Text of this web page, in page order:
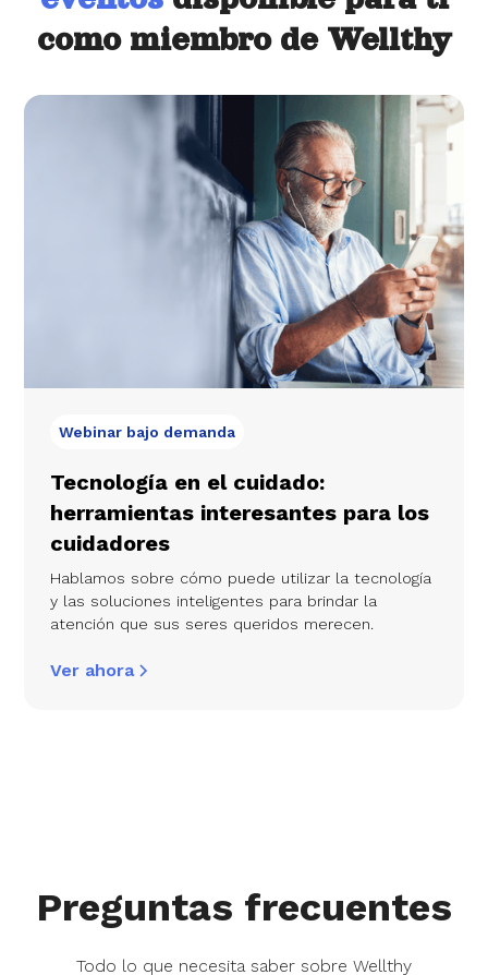
como miembro de Wellthy
Webinar bajo demanda
Tecnología en el cuidado:
herramientas interesantes para los
cuidadores
Hablamos sobre cómo puede utilizar la tecnología
y las soluciones inteligentes para brindar la
atención que sus seres queridos merecen.
Ver ahora
Preguntas frecuentes
Todo lo que necesita saber sobre Wellthy